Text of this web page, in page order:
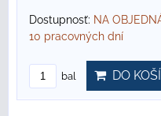
Dostupnosť: NA
10 pracovných dní
bal DO